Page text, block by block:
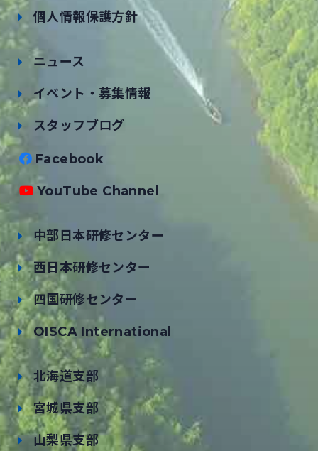
個人情報保護方針
ニュース
イベント・募集情報
スタッフブログ
Facebook
YouTube Channel
中部日本研修センター
西日本研修センター
四国研修センター
OISCA International
北海道支部
宮城県支部
山梨県支部